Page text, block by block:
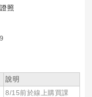
照
說明
8/15前於線上購買課